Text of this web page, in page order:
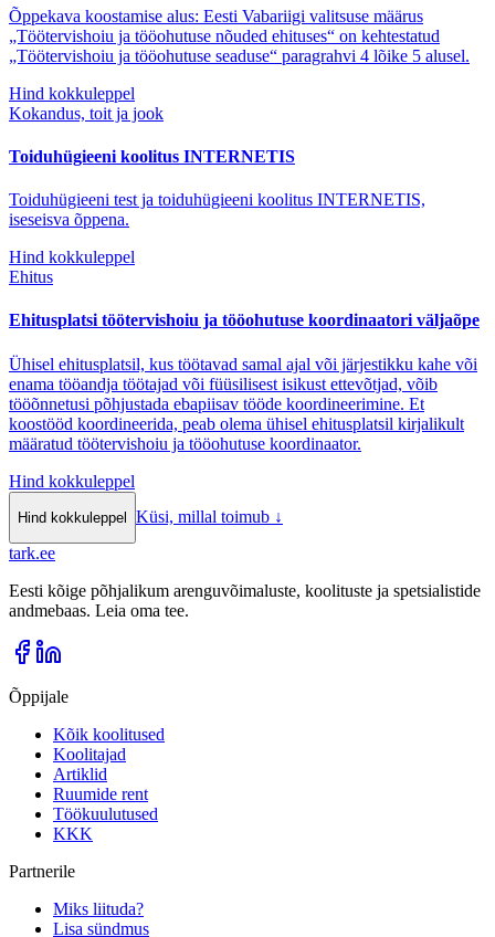
Õppekava koostamise alus: Eesti Vabariigi valitsuse määrus
„Töötervishoiu ja tööohutuse nõuded ehituses“ on kehtestatud
„Töötervishoiu ja tööohutuse seaduse“ paragrahvi 4 lõike 5 alusel.
Hind kokkuleppel
Kokandus, toit ja jook
Toiduhügieeni koolitus INTERNETIS
Toiduhügieeni test ja toiduhügieeni koolitus INTERNETIS,
iseseisva õppena.
Hind kokkuleppel
Ehitus
Ehitusplatsi töötervishoiu ja tööohutuse koordinaatori väljaõpe
Ühisel ehitusplatsil, kus töötavad samal ajal või järjestikku kahe või
enama tööandja töötajad või füüsilisest isikust ettevõtjad, võib
tööõnnetusi põhjustada ebapiisav tööde koordineerimine. Et
koostööd koordineerida, peab olema ühisel ehitusplatsil kirjalikult
määratud töötervishoiu ja tööohutuse koordinaator.
Hind kokkuleppel
Hind kokkuleppel Küsi, millal toimub ↓
tark.ee
Eesti kõige põhjalikum arenguvõimaluste, koolituste ja spetsialistide
andmebaas. Leia oma tee.
Õppijale
Kõik koolitused
Koolitajad
Artiklid
Ruumide rent
Töökuulutused
KKK
Partnerile
Miks liituda?
Lisa sündmus